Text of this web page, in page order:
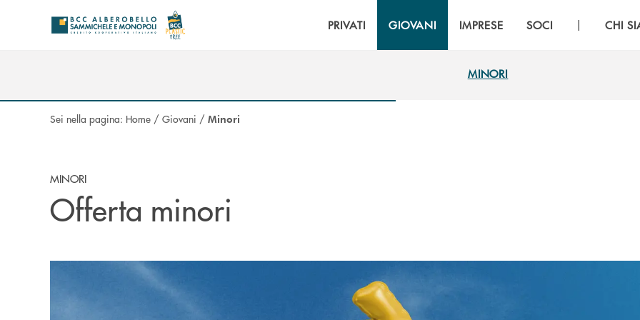
PRIVATI GIOVANI IMPRESE SOCI | CHI
MINORI
Sei nella pagina: Home / Giovani / Minori
MINORI
Offerta minori